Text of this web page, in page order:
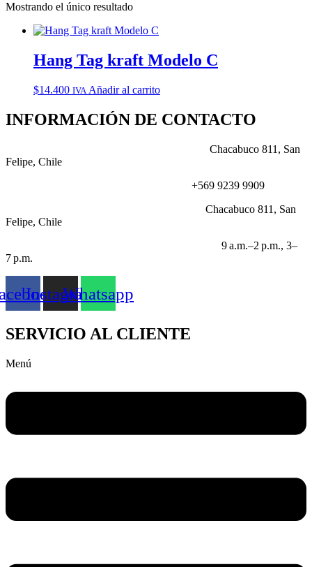
Mostrando el único resultado
Hang Tag kraft Modelo C
$14.400 IVA Añadir al carrito
INFORMACIÓN DE CONTACTO
Chacabuco 811, San
Felipe, Chile
+569 9239 9909
Chacabuco 811, San
Felipe, Chile
9 a.m.–2 p.m., 3–
7 p.m.
InstagramWhatsapp
SERVICIO AL CLIENTE
Menú